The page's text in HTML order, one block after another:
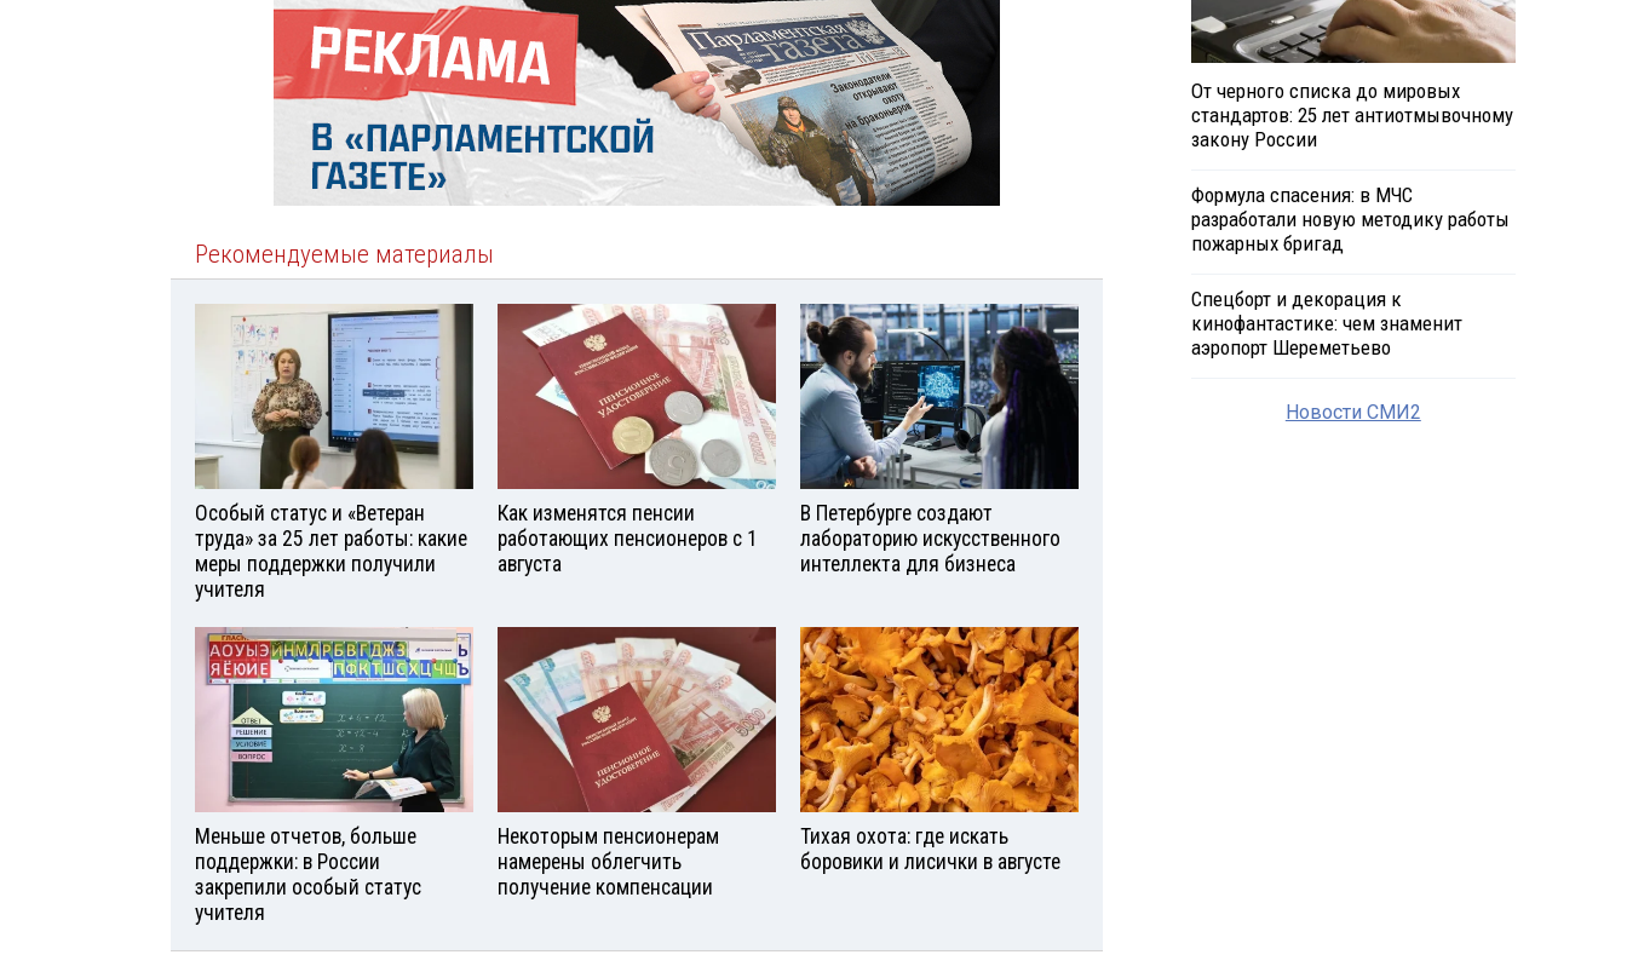
Рекомендуемые материалы
Особый статус и «Ветеран
труда» за 25 лет работы: какие
меры поддержки получили
учителя
Как изменятся пенсии
работающих пенсионеров с 1
августа
В Петербурге создают
лабораторию искусственного
интеллекта для бизнеса
Меньше отчетов, больше
поддержки: в России
закрепили особый статус
учителя
Некоторым пенсионерам
намерены облегчить
получение компенсации
Тихая охота: где искать
боровики и лисички в августе
От черного списка до мировых
стандартов: 25 лет антиотмывочному
закону России
Формула спасения: в МЧС
разработали новую методику работы
пожарных бригад
Спецборт и декорация к
кинофантастике: чем знаменит
аэропорт Шереметьево
Новости СМИ2